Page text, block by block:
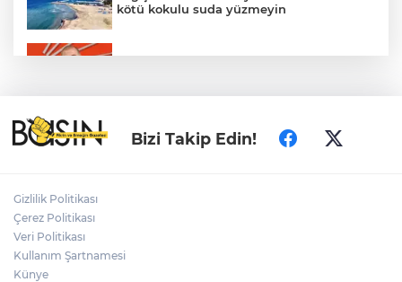
kötü kokulu suda yüzmeyin
Türkiye ile Vietnam arasında 'hava'da
yeni dönem... Sefer kapasitesi artırıldı
Bizi Takip Edin!
Gizlilik Politikası
Çerez Politikası
Veri Politikası
Kullanım Şartnamesi
Künye